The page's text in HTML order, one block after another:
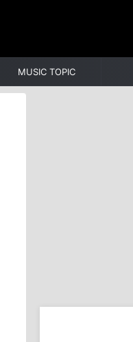
MUSIC TOPIC